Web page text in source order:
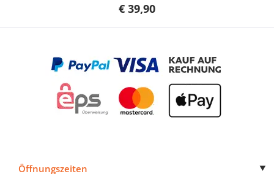
€ 39,90
Öffnungszeiten